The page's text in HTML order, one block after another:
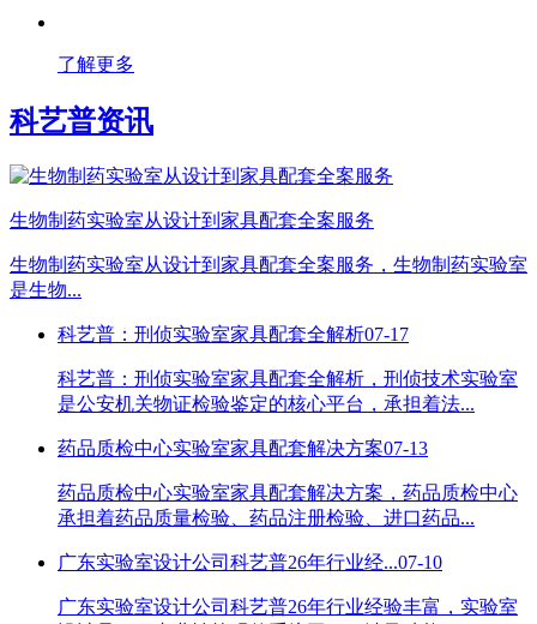
了解更多
科艺普资讯
生物制药实验室从设计到家具配套全案服务
生物制药实验室从设计到家具配套全案服务，生物制药实验室
是生物...
科艺普：刑侦实验室家具配套全解析07-17
科艺普：刑侦实验室家具配套全解析，刑侦技术实验室
是公安机关物证检验鉴定的核心平台，承担着法...
药品质检中心实验室家具配套解决方案07-13
药品质检中心实验室家具配套解决方案，药品质检中心
承担着药品质量检验、药品注册检验、进口药品...
广东实验室设计公司科艺普26年行业经...07-10
广东实验室设计公司科艺普26年行业经验丰富，实验室